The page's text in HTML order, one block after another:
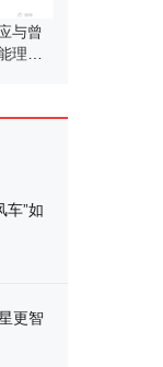
与曾
理智
车”如
更智